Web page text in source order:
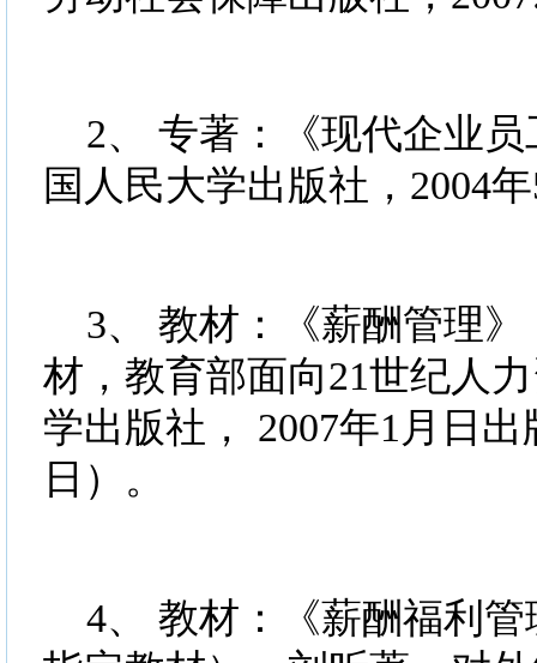
2、 专著：《现代企业员
国人民大学出版社，2004
3、 教材：《薪酬管理》
材，教育部面向21世纪人
学出版社， 2007年1月日
日）。
4、 教材：《薪酬福利管